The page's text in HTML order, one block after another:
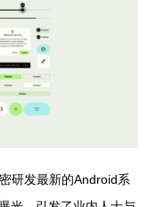
研发最新的Android系